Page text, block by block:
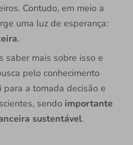
Contudo, em meio a
uma luz de esperança:
.
saber mais sobre isso e
pelo conhecimento
para a tomada decisão e
sendo importante
sustentável.